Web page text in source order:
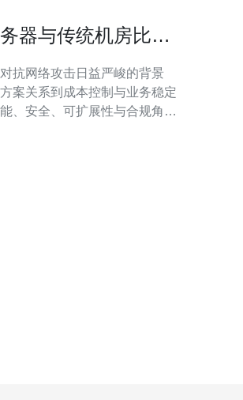
器与传统机房比较
抗网络攻击日益严峻的背景
案关系到成本控制与业务稳定
、安全、可扩展性与合规角
香港云服务器概